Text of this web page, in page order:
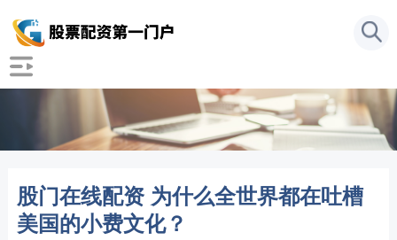
股门在线配资 为什么全世界都在吐槽
美国的小费文化？